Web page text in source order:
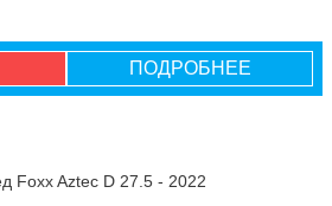
ПОДРОБНЕЕ
Foxx Aztec D 27.5 - 2022